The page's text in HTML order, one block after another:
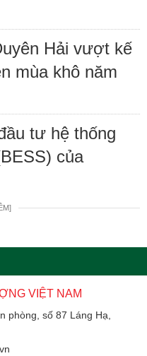
Hải vượt kế
mùa khô năm
tư hệ thống
của
VIỆT NAM
phòng, số 87 Láng Hạ,